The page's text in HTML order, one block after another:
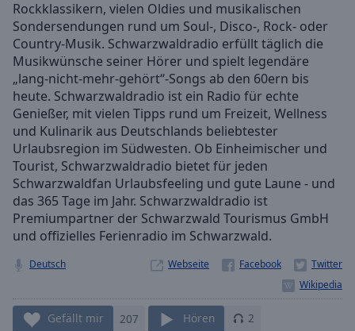
currently
behind
liveLIVE
Remaining
Time-
Playback
Rate
Chapters
Chapters
Descriptions
descriptions
selected
Rockklassikern, vielen Oldies und musikalischen
Sondersendungen rund um Soul-, Disco-, Rock- oder
Country-Musik. Schwarzwaldradio erfüllt täglich die
Musikwünsche seiner Hörer und spielt legendäre
„lang-nicht-mehr-gehört“-Songs ab den 60ern bis
heute. Schwarzwaldradio ist ein Radio für echte
Genießer, mit vielen Tipps rund um Freizeit, Wellness
und Kulinarik aus Deutschlands beliebtester
Urlaubsregion im Südwesten. Ob Einheimischer und
Tourist, Schwarzwaldradio bietet für jeden
Schwarzwaldfan Urlaubsfeeling und gute Laune - und
das 365 Tage im Jahr. Schwarzwaldradio ist
Premiumpartner der Schwarzwald Tourismus GmbH
und offizielles Ferienradio im Schwarzwald.
Deutsch Webseite
Gefällt mir 207 Hören 2